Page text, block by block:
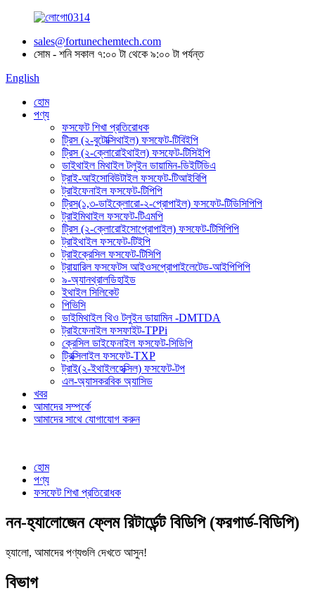
sales@fortunechemtech.com
সোম - শনি সকাল ৭:০০ টা থেকে ৯:০০ টা পর্যন্ত
English
হোম
পণ্য
ফসফেট শিখা প্রতিরোধক
ট্রিস (২-বুটোক্সিথাইল) ফসফেট-টিবিইপি
ট্রিস (২-ক্লোরোইথাইল) ফসফেট-টিসিইপি
ডাইথাইল মিথাইল টলুইন ডায়ামিন-ডিইটিডিএ
ট্রাই-আইসোবিউটাইল ফসফেট-টিআইবিপি
ট্রাইফেনাইল ফসফেট-টিপিপি
ট্রিস(১,৩-ডাইক্লোরো-২-প্রোপাইল) ফসফেট-টিডিসিপিপি
ট্রাইমিথাইল ফসফেট-টিএমপি
ট্রিস (২-ক্লোরোইসোপ্রোপাইল) ফসফেট-টিসিপিপি
ট্রাইথাইল ফসফেট-টিইপি
ট্রাইক্রেসিল ফসফেট-টিসিপি
ট্রায়ারিল ফসফেটস আইওসপ্রোপাইলেটেড-আইপিপিপি
৯-অ্যানথ্রালডিহাইড
ইথাইল সিলিকেট
পিভিসি
ডাইমিথাইল থিও টলুইন ডায়ামিন -DMTDA
ট্রাইফেনাইল ফসফাইট-TPPi
ক্রেসিল ডাইফেনাইল ফসফেট-সিডিপি
ট্রিক্সিলাইল ফসফেট-TXP
ট্রাই(২-ইথাইলহেক্সিল) ফসফেট-টপ
এল-অ্যাসকরবিক অ্যাসিড
খবর
আমাদের সম্পর্কে
আমাদের সাথে যোগাযোগ করুন
হোম
পণ্য
ফসফেট শিখা প্রতিরোধক
নন-হ্যালোজেন ফ্লেম রিটার্ডেন্ট বিডিপি (ফরগার্ড-বিডিপি)
হ্যালো, আমাদের পণ্যগুলি দেখতে আসুন!
বিভাগ